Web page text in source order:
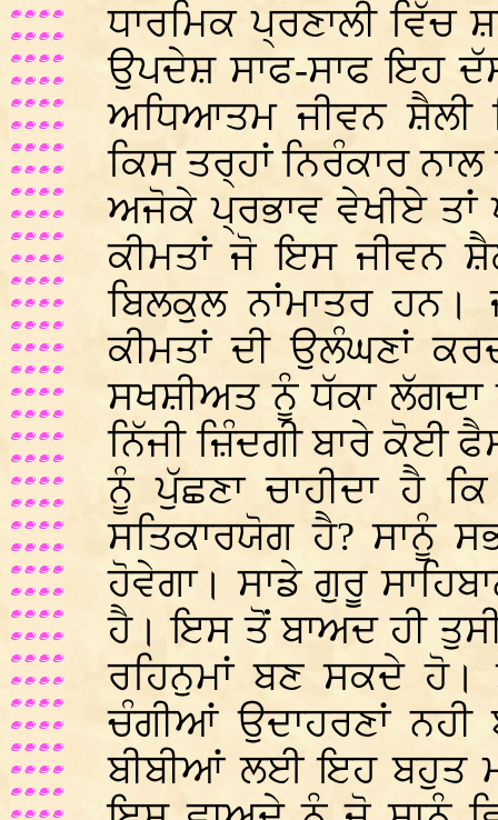
ਧਾਰਮਿਕ ਪ੍ਰਣਾਲੀ ਵਿੱਚ
ਉਪਦੇਸ਼ ਸਾਫ-ਸਾਫ ਇਹ
ਅਧਿਆਤਮ ਜੀਵਨ ਸ਼ੈਲੀ
ਕਿਸ ਤਰ੍ਹਾਂ ਨਿਰੰਕਾਰ
ਅਜੋਕੇ ਪ੍ਰਭਾਵ ਵੇਖੀਏ ਤਾਂ
ਕੀਮਤਾਂ ਜੋ ਇਸ ਜੀਵਨ
ਬਿਲਕੁਲ ਨਾਂਮਾਤਰ
ਕੀਮਤਾਂ ਦੀ ਉਲੰਘਣਾਂ
ਸਖਸ਼ੀਅਤ ਨੂੰ ਧੱਕਾ
ਨਿੱਜੀ ਜ਼ਿੰਦਗੀ ਬਾਰੇ ਕੋਈ
ਨੂੰ ਪੁੱਛਣਾ ਚਾਹੀਦਾ ਹੈ
ਸਤਿਕਾਰਯੋਗ ਹੈ? ਸਾਨੂੰ
ਹੋਵੇਗਾ। ਸਾਡੇ ਗੁਰੂ
ਹੈ। ਇਸ ਤੋਂ ਬਾਅਦ ਹੀ
ਰਹਿਨੁਮਾਂ ਬਣ ਸਕਦੇ
ਚੰਗੀਆਂ ਉਦਾਹਰਣਾਂ
ਬੀਬੀਆਂ ਲਈ ਇਹ ਬਹੁਤ